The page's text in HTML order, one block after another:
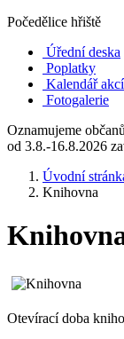
Počedělice hřiště
Úřední deska
Poplatky
Kalendář akcí
Fotogalerie
Oznamujeme
od 3.8.-16.8.2026
Úvodní
Knihovna
Otevírací doba